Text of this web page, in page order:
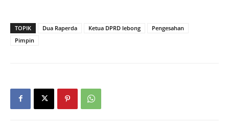
TOPIK Dua Raperda Ketua DPRD lebong
Pengesahan
Pimpin